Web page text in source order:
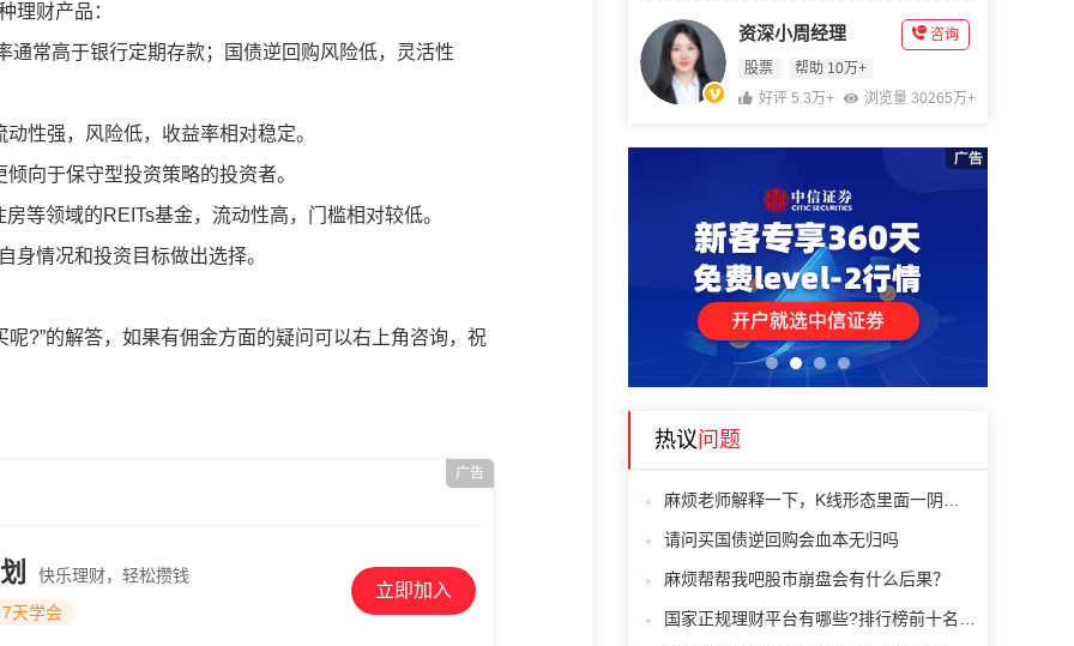
理财产品：
通常高于银行定期存款；国债逆回购风险低，灵活性
性强，风险低，收益率相对稳定。
向于保守型投资策略的投资者。
等领域的REITs基金，流动性高，门槛相对较低。
情况和投资目标做出选择。
?”的解答，如果有佣金方面的疑问可以右上角咨询，祝
快乐理财，轻松攒钱
7天学会
立即加入
广告
资深小周经理
股票 帮助 10万+
咨询
好评 5.3万+ 浏览量 30265万+
1
热议问题
请问买国债逆回购会血本无归吗
麻烦帮帮我吧股市崩盘会有什么后果？